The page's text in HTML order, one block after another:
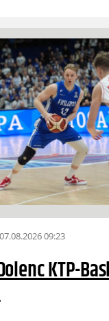
07.08.2026 09:23
KTP-